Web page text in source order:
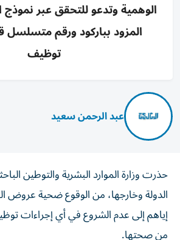
الوهمية وتدعو للتحقق عبر
المزود بباركود ورقم متسلسل
توظيف
عبد الرحمن سعيد
حذرت وزارة الموارد البشرية والتوطين
الدولة وخارجها، من الوقوع ضحية عروض
إياهم إلى عدم الشروع في أي إجراءات
من صحتها.